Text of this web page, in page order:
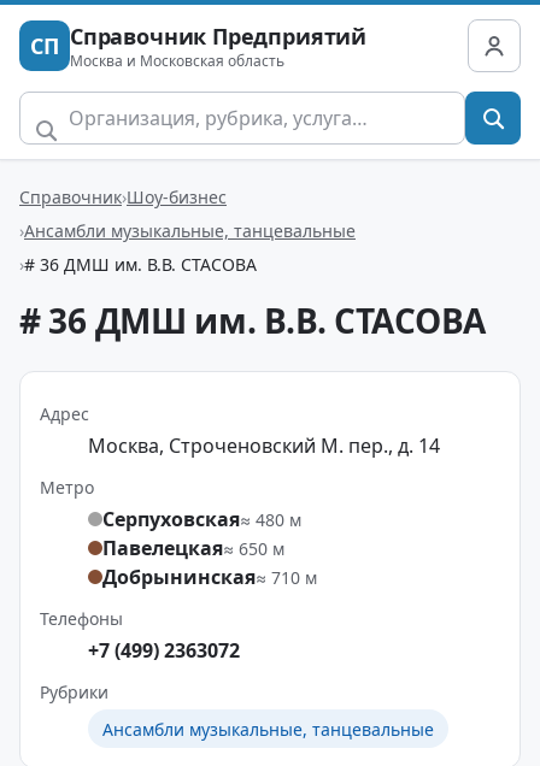
СП Справочник Предприятий
Москва и Московская область
Справочник Шоу-бизнес
Ансамбли музыкальные, танцевальные
# 36 ДМШ им. В.В. СТАСОВА
# 36 ДМШ им. В.В. СТАСОВА
Адрес
Москва, Строченовский М. пер., д. 14
Метро
Серпуховская≈ 480 м
Павелецкая≈ 650 м
Добрынинская≈ 710 м
Телефоны
+7 (499) 2363072
Рубрики
Ансамбли музыкальные, танцевальные